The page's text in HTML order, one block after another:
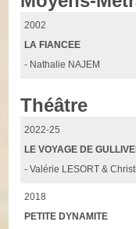
2002
LA FIANCEE
- Nathalie NAJEM
Théâtre
2022-25
LE VOYAGE DE
- Valérie LESORT &
2018
PETITE DYNAMITE